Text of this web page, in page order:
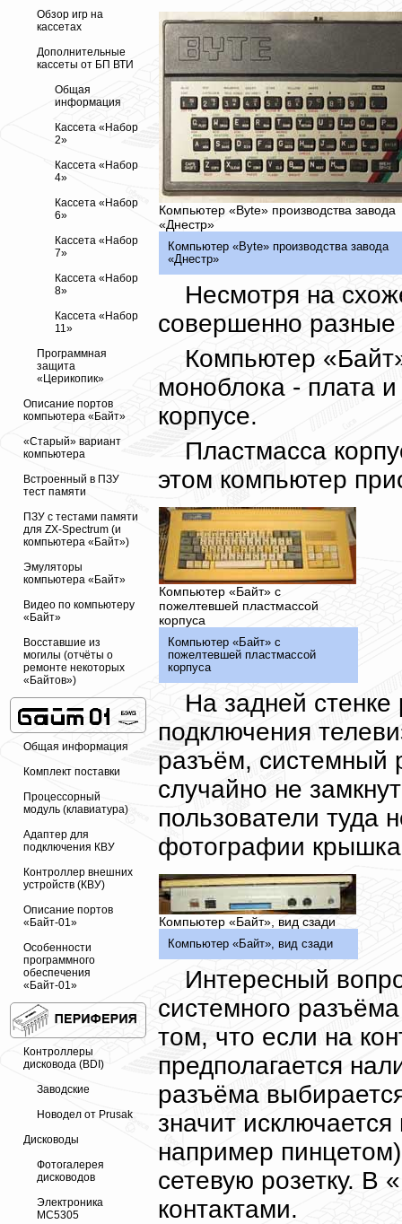
Обзор игр на
кассетах
Дополнительные
кассеты от БП ВТИ
Общая
информация
Кассета «Набор
2»
Кассета «Набор
4»
Кассета «Набор
6»
Кассета «Набор
7»
Кассета «Набор
8»
Кассета «Набор
11»
Программная
защита
«Церикопик»
Описание портов
компьютера «Байт»
«Старый» вариант
компьютера
Встроенный в ПЗУ
тест памяти
ПЗУ с тестами памяти
для ZX-Spectrum (и
компьютера «Байт»)
Эмуляторы
компьютера «Байт»
Видео по компьютеру
«Байт»
Восставшие из
могилы (отчёты о
ремонте некоторых
«Байтов»)
Общая информация
Комплект поставки
Процессорный
модуль (клавиатура)
Адаптер для
подключения КВУ
Контроллер внешних
устройств (КВУ)
Описание портов
«Байт-01»
Особенности
программного
обеспечения
«Байт-01»
Контроллеры
дисковода (BDI)
Заводские
Новодел от Prusak
Дисководы
Фотогалерея
дисководов
Электроника
МС5305
Компьютер «Byte» производства завода
«Днестр»
Компьютер «Byte» производства завода
«Днестр»
Несмотря на
совершенно
Компьютер
моноблока - плата
корпусе.
Пластмасса
этом компьютер
Компьютер «Байт» с
пожелтевшей пластмассой
корпуса
Компьютер «Байт» с
пожелтевшей пластмассой
корпуса
На задней
подключения
разъём, системный
случайно не
пользователи туда
фотографии крышка
Компьютер «Байт», вид сзади
Компьютер «Байт», вид сзади
Интересный
системного
том, что если на
предполагается
разъёма
значит
например
сетевую розетку. В
контактами.